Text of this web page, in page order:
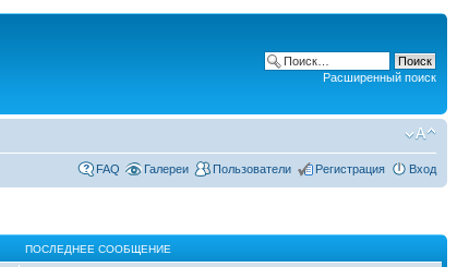
Расширенный поиск
FAQ Галереи Пользователи Регистрация Вход
ПОСЛЕДНЕЕ СООБЩЕНИЕ